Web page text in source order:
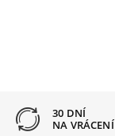
30 DNÍ
NA VRÁCENÍ